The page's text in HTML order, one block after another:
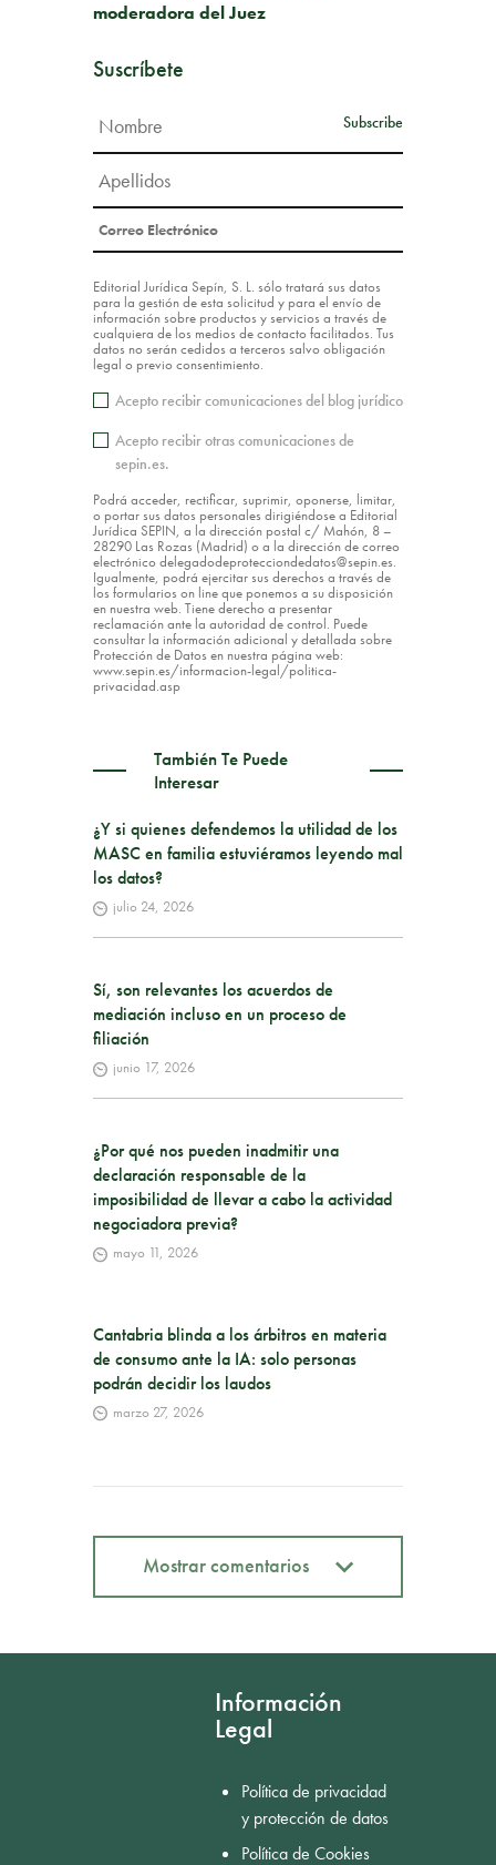
moderadora del Juez
Suscríbete
Editorial Jurídica Sepín, S. L. sólo tratará sus datos
para la gestión de esta solicitud y para el envío de
información sobre productos y servicios a través de
cualquiera de los medios de contacto facilitados. Tus
datos no serán cedidos a terceros salvo obligación
legal o previo consentimiento.
Acepto recibir comunicaciones del blog jurídico
Acepto recibir otras comunicaciones de
sepin.es.
Podrá acceder, rectificar, suprimir, oponerse, limitar,
o portar sus datos personales dirigiéndose a Editorial
Jurídica SEPIN, a la dirección postal c/ Mahón, 8 –
28290 Las Rozas (Madrid) o a la dirección de correo
electrónico delegadodeprotecciondedatos@sepin.es.
Igualmente, podrá ejercitar sus derechos a través de
los formularios on line que ponemos a su disposición
en nuestra web. Tiene derecho a presentar
reclamación ante la autoridad de control. Puede
consultar la información adicional y detallada sobre
Protección de Datos en nuestra página web:
www.sepin.es/informacion-legal/politica-
privacidad.asp
También Te Puede
Interesar
¿Y si quienes defendemos la utilidad de los
MASC en familia estuviéramos leyendo mal
los datos?
julio 24, 2026
Sí, son relevantes los acuerdos de
mediación incluso en un proceso de
filiación
junio 17, 2026
¿Por qué nos pueden inadmitir una
declaración responsable de la
imposibilidad de llevar a cabo la actividad
negociadora previa?
mayo 11, 2026
Cantabria blinda a los árbitros en materia
de consumo ante la IA: solo personas
podrán decidir los laudos
marzo 27, 2026
Mostrar comentarios
Información
Legal
Política de privacidad
y protección de datos
Política de Cookies